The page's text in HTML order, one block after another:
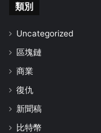
類別
Uncategorized
區塊鏈
商業
復仇
新聞稿
比特幣